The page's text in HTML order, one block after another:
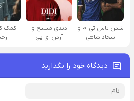
شش تاس تی ام و
سجاد شاهی
دیدی مسیح و
آرش ای پی
کمک
دیدگاه خود را بگذارید